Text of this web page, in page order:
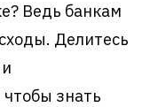
Ведь банкам
Делитесь
знать